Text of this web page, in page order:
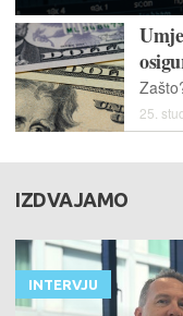
25.
IZDVAJAMO
INTERVJU